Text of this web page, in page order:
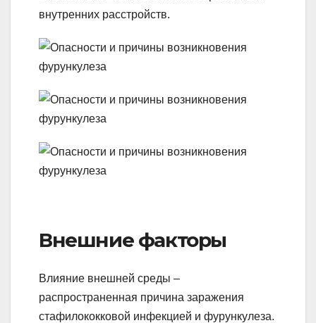
внутренних расстройств.
Внешние факторы
Влияние внешней среды –
распространенная причина заражения
стафилококковой инфекцией и фурункулеза.